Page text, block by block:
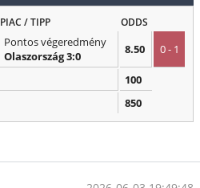
PIAC / TIPP ODDS
Pontos végeredmény
Olaszország 3:0
8.50 0 - 1
100
850